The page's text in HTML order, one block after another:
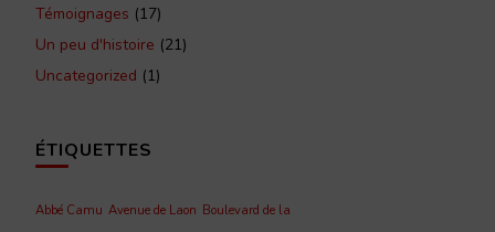
Témoignages (17)
Un peu d'histoire (21)
Uncategorized (1)
ÉTIQUETTES
Abbé Camu Avenue de Laon Boulevard de la